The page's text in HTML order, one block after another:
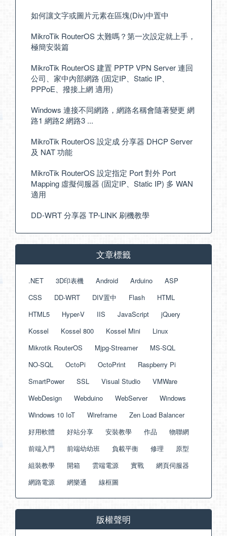
如何讓文字或圖片元素在區塊(Div)中置中
MikroTik RouterOS 太難嗎？第一次設定就上手，
極簡安裝篇
MikroTik RouterOS 建置 PPTP VPN Server 連回
公司、家中內部網路 (固定IP、Static IP、
PPPoE、撥接上網 適用)
Windows 連接不同網路，網路名稱會隨著變更 網
路1 網路2 網路3 ...
MikroTik RouterOS 設定成 分享器 DHCP Server
及 NAT 功能
MikroTik RouterOS 設定指定 Port 對外 Port
Mapping 虛擬伺服器 (固定IP、Static IP) 多 WAN
適用
DD-WRT 分享器 TP-LINK 刷機教學
文章標籤
.NET 3D印表機 Android Arduino
ASP
CSS
DD-WRT DIV置中 Flash
HTML
HTML5
Hyper-V IIS JavaScript
jQuery
Kossel
Kossel 800 Kossel Mini
Linux
Mikrotik RouterOS
Mjpg-Streamer
MS-SQL
NO-SQL
OctoPi OctoPrint
Raspberry Pi
SmartPower
SSL Visual Studio
VMWare
WebDesign
Webduino WebServer
Windows
Windows 10 IoT
Wireframe
Zen Load Balancer
好用軟體
好站分享 安裝教學 作品
物聯網
前端入門
前端幼幼班 負載平衡 修理
原型
組裝教學
開箱 雲端電源 實戰
網頁伺服器
網路電源
網樂通 線框圖
版權聲明